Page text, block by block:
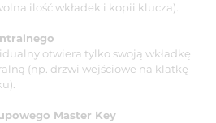
ilość wkładek i kopii klucza).
otwiera tylko swoją wkładkę
(np. drzwi wejściowe na klatkę
Master Key